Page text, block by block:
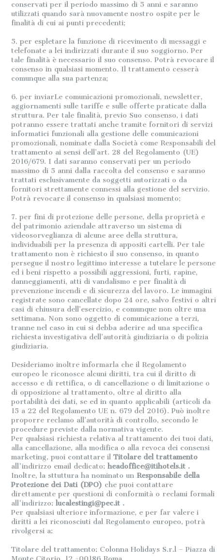
conservati per il periodo massimo di 5 anni e saranno
utilizzati quando sarà nuovamente nostro ospite per le
finalità di cui ai punti precedenti;
5. per espletare la funzione di ricevimento di messaggi e
telefonate a lei indirizzati durante il suo soggiorno. Per
tale finalità è necessario il suo consenso. Potrà revocare il
consenso in qualsiasi momento. Il trattamento cesserà
comunque alla sua partenza;
6. per inviarLe comunicazioni promozionali, newsletter,
aggiornamenti sulle tariffe e sulle offerte praticate dalla
struttura. Per tale finalità, previo Suo consenso, i dati
potranno essere trattati anche tramite fornitori di servizi
informatici funzionali alla gestione delle comunicazioni
promozionali, nominate dalla Società come Responsabili del
trattamento ai sensi dell’art. 28 del Regolamento (UE)
2016/679. I dati saranno conservati per un periodo
massimo di 5 anni dalla raccolta del consenso e saranno
trattati esclusivamente da soggetti autorizzati o da
fornitori strettamente connessi alla gestione del servizio.
Potrà revocare il consenso in qualsiasi momento;
7. per fini di protezione delle persone, della proprietà e
del patrimonio aziendale attraverso un sistema di
videosorveglianza di alcune aree della struttura,
individuabili per la presenza di appositi cartelli. Per tale
trattamento non è richiesto il suo consenso, in quanto
persegue il nostro legittimo interesse a tutelare le persone
ed i beni rispetto a possibili aggressioni, furti, rapine,
danneggiamenti, atti di vandalismo e per finalità di
prevenzione incendi e di sicurezza del lavoro. Le immagini
registrate sono cancellate dopo 24 ore, salvo festivi o altri
casi di chiusura dell’esercizio, e comunque non oltre una
settimana. Non sono oggetto di comunicazione a terzi,
tranne nel caso in cui si debba aderire ad una specifica
richiesta investigativa dell’autorità giudiziaria o di polizia
giudiziaria.
Desideriamo inoltre informarla che il Regolamento
europeo le riconosce alcuni diritti, tra cui il diritto di
accesso e di rettifica, o di cancellazione o di limitazione o
di opposizione al trattamento, oltre al diritto alla
portabilità dei dati, se ed in quanto applicabili (articoli da
15 a 22 del Regolamento UE n. 679 del 2016). Può inoltre
proporre reclamo all’autorità di controllo, secondo le
procedure previste dalla normativa vigente.
Per qualsiasi richiesta relativa al trattamento dei tuoi dati,
alla cancellazione, alla modifica o alla revoca dei consensi
marketing, puoi contattare il Titolare del trattamento
all'indirizzo email dedicato: headoffice@itihotels.it .
Inoltre, la sttuttura ha nominato un Responsabile della
Protezione dei Dati (DPO) che puoi contattare
direttamente per questioni di conformità o reclami formali
all'indirizzo: lucalestingi@pec.it .
Per qualsiasi ulteriore informazione, e per far valere i
diritti a lei riconosciuti dal Regolamento europeo, potrà
rivolgersi a:
Titolare del trattamento: Colonna Holidays S.r.l – Piazza di